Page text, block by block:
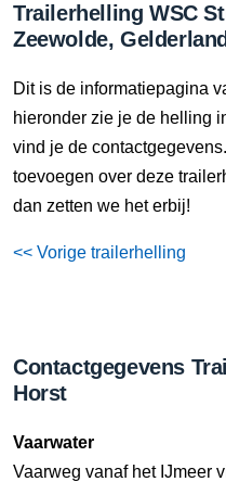
Trailerhelling WSC
Zeewolde, Gelderland
Dit is de informatiepagina
hieronder zie je de helling
vind je de
toevoegen over deze
dan zetten we het erbij!
<< Vorige trailerhelling
Contactgegevens
Horst
Vaarwater
Vaarweg vanaf het IJmeer